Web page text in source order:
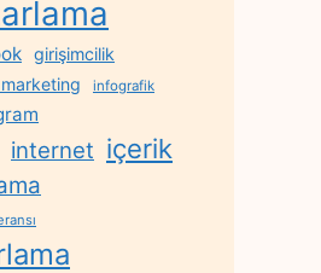
girişimcilik
infografik
internet içerik